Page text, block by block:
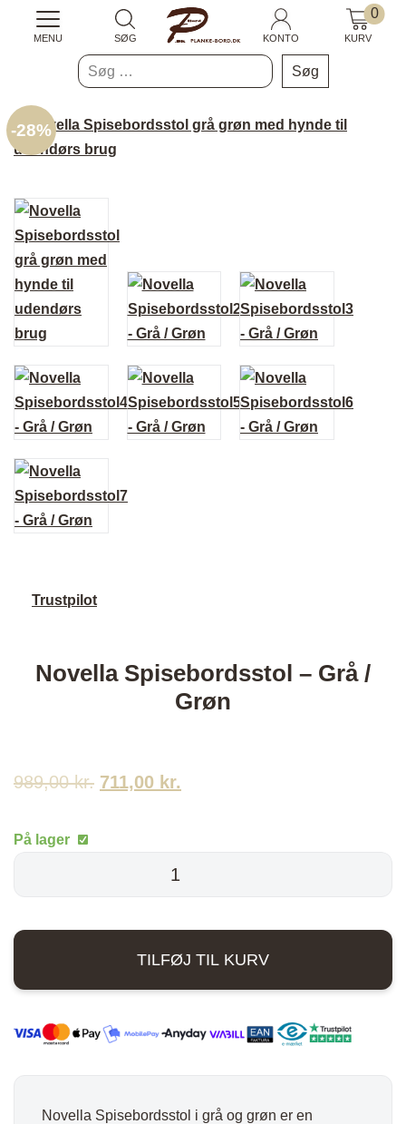
Søg
efter:
MENU SØG KONTO
0
KURV
Trustpilot
-28%
Novella Spisebordsstol – Grå /
Grøn
989,00kr. Den
989,00 kr..
711,00 kr.
711,00 kr..
På lager
Grå
Grøn
TILFØJ TIL KURV
Novella Spisebordsstol i grå og grøn er en